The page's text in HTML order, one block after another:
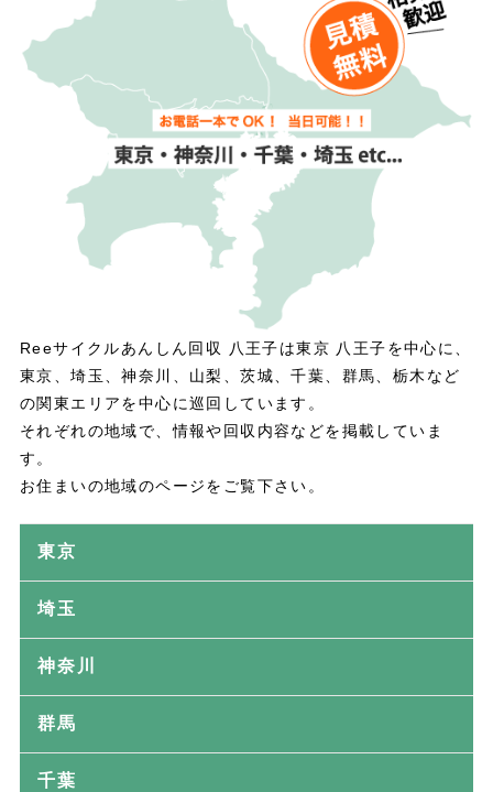
Reeサイクルあんしん回収 八王子は東京 八王子を中心に、
東京、埼玉、神奈川、山梨、茨城、千葉、群馬、栃木など
の関東エリアを中心に巡回しています。
それぞれの地域で、情報や回収内容などを掲載していま
す。
お住まいの地域のページをご覧下さい。
東京
埼玉
神奈川
群馬
千葉